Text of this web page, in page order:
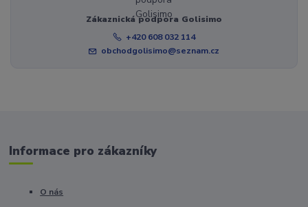
Zákaznická podpora Golisimo
+420 608 032 114
obchodgolisimo@seznam.cz
Informace pro zákazníky
O nás